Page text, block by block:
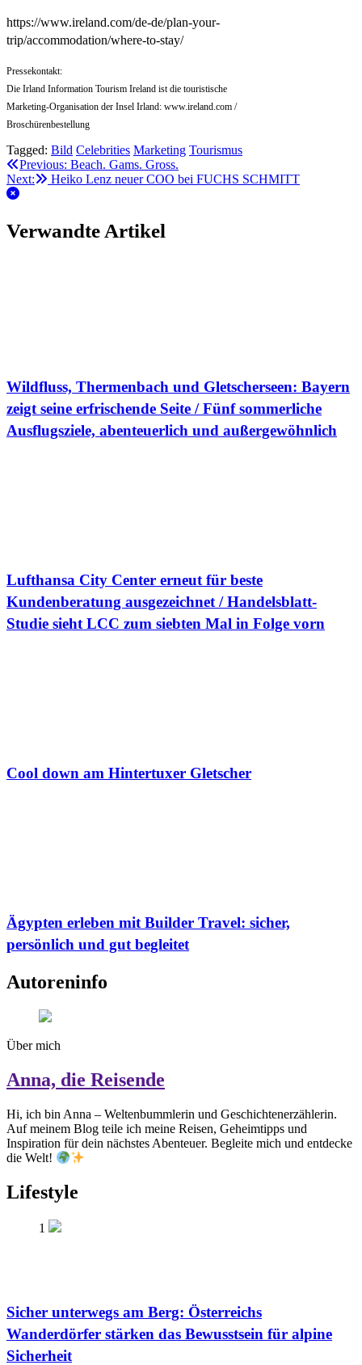
https://www.ireland.com/de-de/plan-your-
trip/accommodation/where-to-stay/
Pressekontakt:
Die Irland Information Tourism Ireland ist die touristische
Marketing-Organisation der Insel Irland: www.ireland.com /
Broschürenbestellung
Tagged: Bild Celebrities Marketing Tourismus
Beitragsnavigation
Previous: Beach. Gams. Gross.
Next:
Heiko Lenz neuer COO bei FUCHS SCHMITT
Verwandte Artikel
Wildfluss, Thermenbach und Gletscherseen: Bayern
zeigt seine erfrischende Seite / Fünf sommerliche
Ausflugsziele, abenteuerlich und außergewöhnlich
Lufthansa City Center erneut für beste
Kundenberatung ausgezeichnet / Handelsblatt-
Studie sieht LCC zum siebten Mal in Folge vorn
Cool down am Hintertuxer Gletscher
Ägypten erleben mit Builder Travel: sicher,
persönlich und gut begleitet
Autoreninfo
Über mich
Anna, die Reisende
Hi, ich bin Anna – Weltenbummlerin und Geschichtenerzählerin.
Auf meinem Blog teile ich meine Reisen, Geheimtipps und
Inspiration für dein nächstes Abenteuer. Begleite mich und entdecke
die Welt!
Lifestyle
1
Sicher unterwegs am Berg: Österreichs
Wanderdörfer stärken das Bewusstsein für alpine
Sicherheit